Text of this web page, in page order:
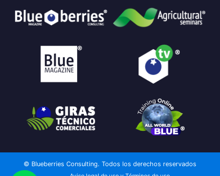
© Blueberries Consulting. Todos los derechos reservados